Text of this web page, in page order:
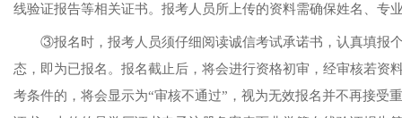
线验证报告等相关证书。报考人员所上传的资料需确保姓名、专
③报名时，报考人员须仔细阅读诚信考试承诺书，认真填报
态，即为已报名。报名截止后，将会进行资格初审，经审核若资
考条件的，将会显示为“审核不通过”，视为无效报名并不再接